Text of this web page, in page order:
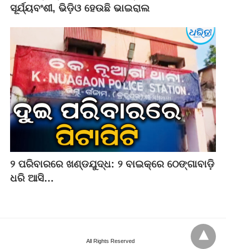
ସୂର୍ଯ୍ୟବଂଶୀ, ଭିଡ଼ିଓ ହେଉଛି ଭାଇରାଲ
୨ ପରିବାରରେ ଖଣ୍ଡଯୁଦ୍ଧ: ୨ ବାଇକ୍‌ରେ ଠେଙ୍ଗାବାଡ଼ି
ଧରି ଆସି…
All Rights Reserved